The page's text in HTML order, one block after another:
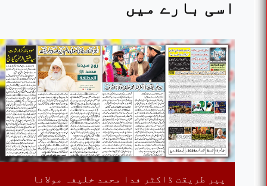
اسی بارے میں
پیر طریقت ڈاکٹر فدا محمد خلیفہ مولانا